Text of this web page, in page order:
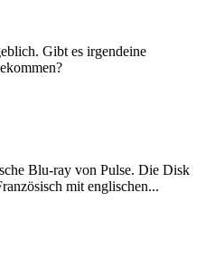
Gibt es irgendeine
Blu-ray von Pulse. Die Disk
mit englischen...